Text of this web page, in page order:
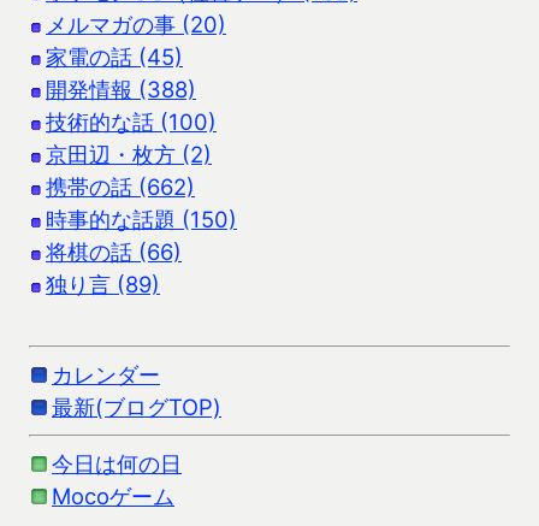
メルマガの事 (20)
家電の話 (45)
開発情報 (388)
技術的な話 (100)
京田辺・枚方 (2)
携帯の話 (662)
時事的な話題 (150)
将棋の話 (66)
独り言 (89)
カレンダー
最新(ブログTOP)
今日は何の日
Mocoゲーム